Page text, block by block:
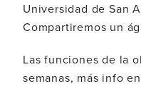
Universidad de San
Compartiremos un
Las funciones de la
semanas, más info en